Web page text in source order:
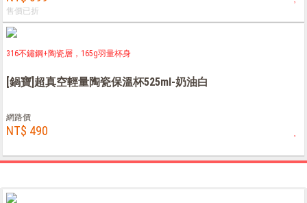
售價已折
316不鏽鋼+陶瓷層，165g羽量杯身
[鍋寶]超真空輕量陶瓷保溫杯525ml-奶油白
網路價
NT$ 490